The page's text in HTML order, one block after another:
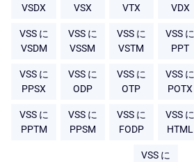
VSDX
VSX
VTX
VDX
VSS に
VSDM
VSS に
VSSM
VSS に
VSTM
VSS に
PPT
VSS に
PPSX
VSS に
ODP
VSS に
OTP
VSS に
POTX
VSS に
PPTM
VSS に
PPSM
VSS に
FODP
VSS に
HTML
VSS に